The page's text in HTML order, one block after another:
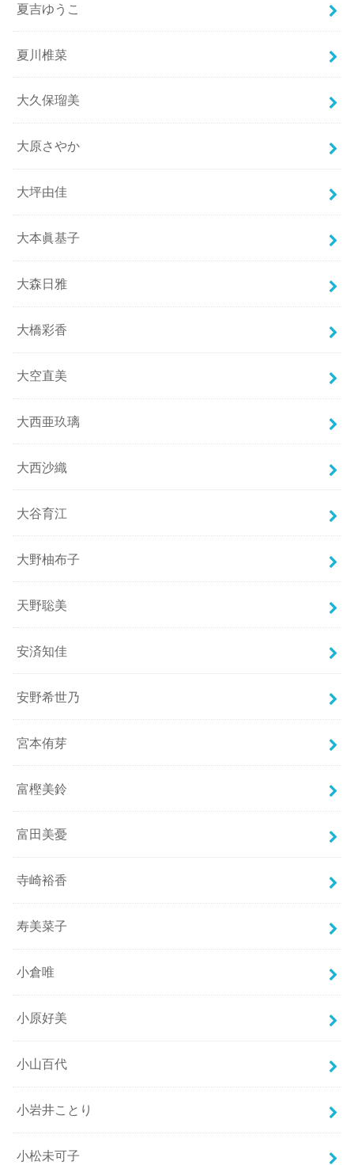
夏吉ゆうこ
夏川椎菜
大久保瑠美
大原さやか
大坪由佳
大本眞基子
大森日雅
大橋彩香
大空直美
大西亜玖璃
大西沙織
大谷育江
大野柚布子
天野聡美
安済知佳
安野希世乃
宮本侑芽
富樫美鈴
富田美憂
寺崎裕香
寿美菜子
小倉唯
小原好美
小山百代
小岩井ことり
小松未可子